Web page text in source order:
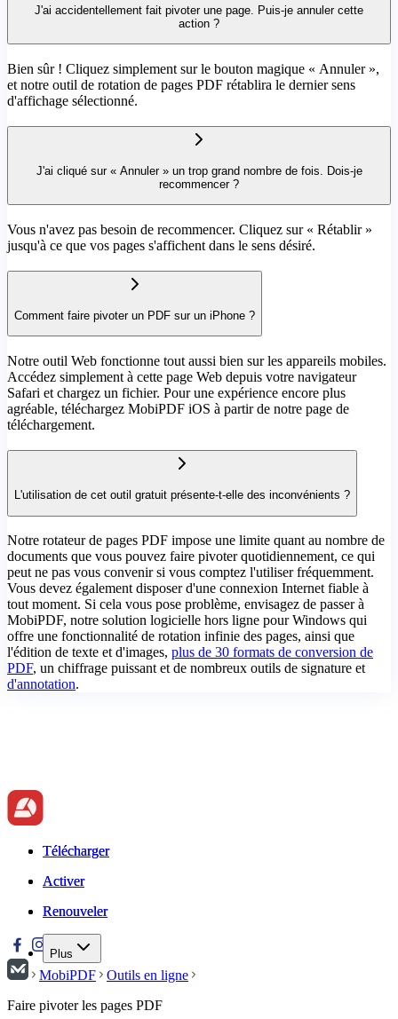
J'ai accidentellement fait pivoter une page. Puis-je annuler cette
action ?
Bien sûr ! Cliquez simplement sur le bouton magique « Annuler »,
et notre outil de rotation de pages PDF rétablira le dernier sens
d'affichage sélectionné.
J'ai cliqué sur « Annuler » un trop grand nombre de fois. Dois-je
recommencer ?
Vous n'avez pas besoin de recommencer. Cliquez sur « Rétablir »
jusqu'à ce que vos pages s'affichent dans le sens désiré.
Comment faire pivoter un PDF sur un iPhone ?
Notre outil Web fonctionne tout aussi bien sur les appareils mobiles.
Accédez simplement à cette page Web depuis votre navigateur
Safari et chargez un fichier. Pour une expérience encore plus
agréable, téléchargez MobiPDF iOS à partir de notre page de
téléchargement.
L'utilisation de cet outil gratuit présente-t-elle des inconvénients ?
Notre rotateur de pages PDF impose une limite quant au nombre de
documents que vous pouvez faire pivoter quotidiennement, ce qui
peut ne pas vous convenir si vous comptez l'utiliser fréquemment.
Vous devez également disposer d'une connexion Internet fiable à
tout moment. Si cela vous pose problème, envisagez de passer à
MobiPDF, notre solution logicielle hors ligne pour Windows qui
offre une fonctionnalité de rotation infinie des pages, ainsi que
l'édition de texte et d'images, plus de 30 formats de conversion de
PDF, un chiffrage puissant et de nombreux outils de signature et
d'annotation.
Télécharger
Activer
Renouveler
Plus
Télécharger
Activer
Renouveler
MobiPDF
Outils en ligne
Faire pivoter les pages PDF